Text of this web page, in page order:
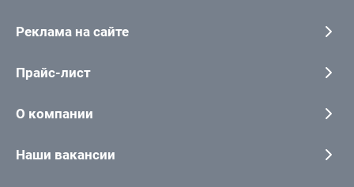
Реклама на сайте
Прайс-лист
О компании
Наши вакансии